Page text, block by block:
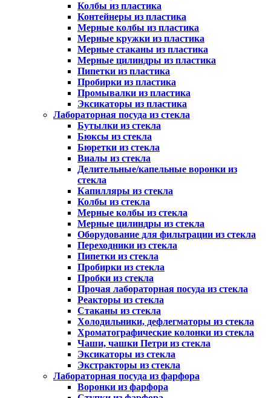
Колбы из пластика
Контейнеры из пластика
Мерные колбы из пластика
Мерные кружки из пластика
Мерные стаканы из пластика
Мерные цилиндры из пластика
Пипетки из пластика
Пробирки из пластика
Промывалки из пластика
Эксикаторы из пластика
Лабораторная посуда из стекла
Бутылки из стекла
Бюксы из стекла
Бюретки из стекла
Виалы из стекла
Делительные/капельные воронки из
стекла
Капилляры из стекла
Колбы из стекла
Мерные колбы из стекла
Мерные цилиндры из стекла
Оборудование для фильтрации из стекла
Переходники из стекла
Пипетки из стекла
Пробирки из стекла
Пробки из стекла
Прочая лабораторная посуда из стекла
Реакторы из стекла
Стаканы из стекла
Холодильники, дефлегматоры из стекла
Хроматографические колонки из стекла
Чаши, чашки Петри из стекла
Эксикаторы из стекла
Экстракторы из стекла
Лабораторная посуда из фарфора
Воронки из фарфора